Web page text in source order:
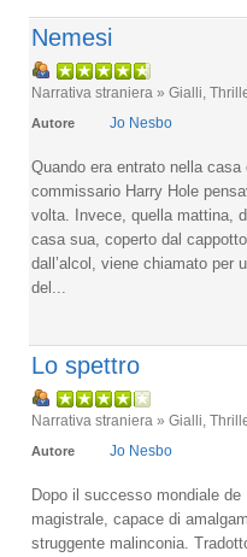
Nemesi
Narrativa straniera » Gialli,
Autore Jo Nesbo
Quando era entrato nella
commissario Harry Hole
volta. Invece, quella mattina,
casa sua, coperto dal
dall’alcol, viene chiamato per
del...
Lo spettro
Narrativa straniera » Gialli,
Autore Jo Nesbo
Dopo il successo mondiale
magistrale, capace di
struggente malinconia.